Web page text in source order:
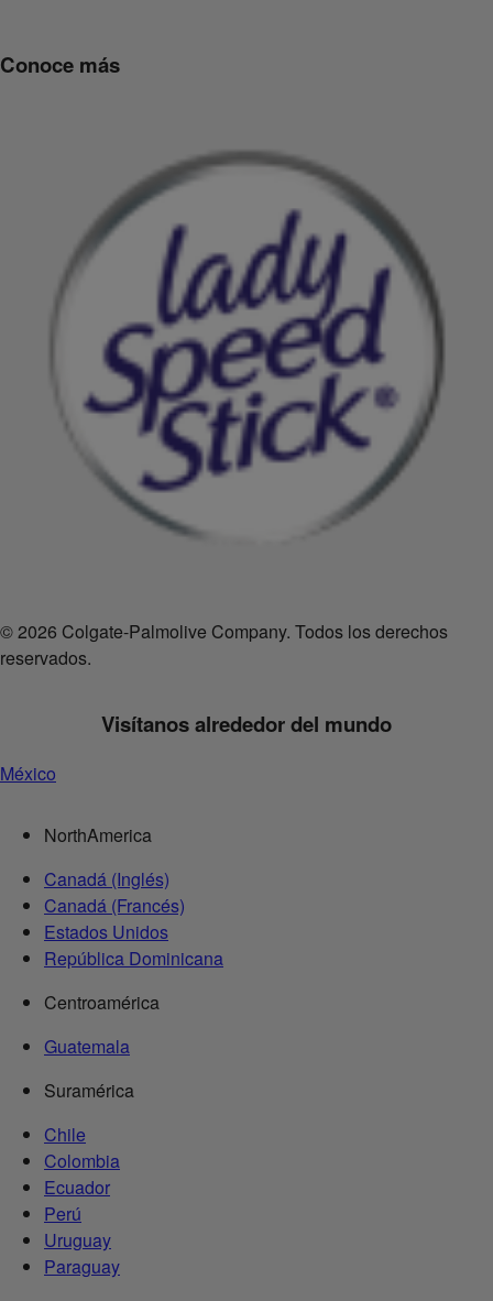
Conoce más
© 2026 Colgate-Palmolive Company. Todos los derechos
reservados.
Visítanos alrededor del mundo
México
NorthAmerica
Canadá (Inglés)
Canadá (Francés)
Estados Unidos
República Dominicana
Centroamérica
Guatemala
Suramérica
Chile
Colombia
Ecuador
Perú
Uruguay
Paraguay